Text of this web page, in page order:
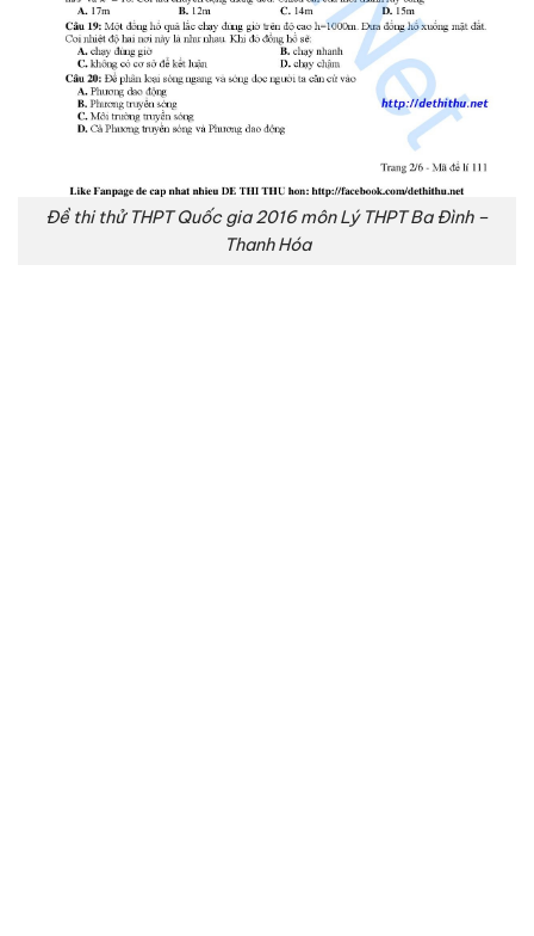
Đề thi thử THPT Quốc gia 2016 môn Lý THPT Ba Đình –
Thanh Hóa